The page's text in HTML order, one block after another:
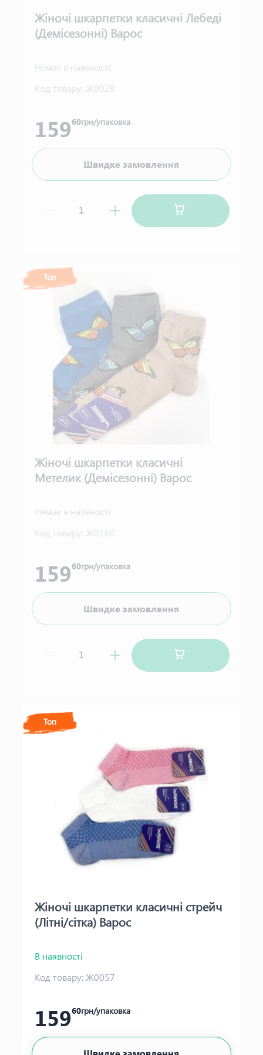
Жіночі шкарпетки класичні Лебеді
(Демісезонні) Варос
Немає в наявності
Код товару: Ж0028
15960грн/упаковка
Швидке замовлення
Топ
Жіночі шкарпетки класичні
Метелик (Демісезонні) Варос
Немає в наявності
Код товару: Ж0160
15960грн/упаковка
Швидке замовлення
Топ
Жіночі шкарпетки класичні стрейч
(Літні/сітка) Варос
В наявності
Код товару:Ж0057
15960грн/упаковка